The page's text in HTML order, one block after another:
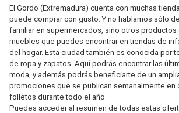
El Gordo (Extremadura) cuenta con muchas
puede comprar con gusto. Y no hablamos sólo
familiar en supermercados, sino otros
muebles que puedes encontrar en tiendas de
del hogar. Esta ciudad también es conocida por
de ropa y zapatos. Aquí podrás encontrar las
moda, y además podrás beneficiarte de un
promociones que se publican semanalmente en
folletos durante todo el año.
Puedes acceder al resumen de todas estas